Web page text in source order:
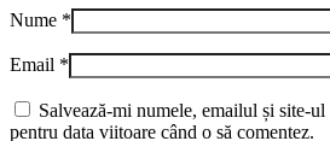
Nume *
Email *
Salvează-mi numele, emailul și site-
pentru data viitoare când o să comentez.